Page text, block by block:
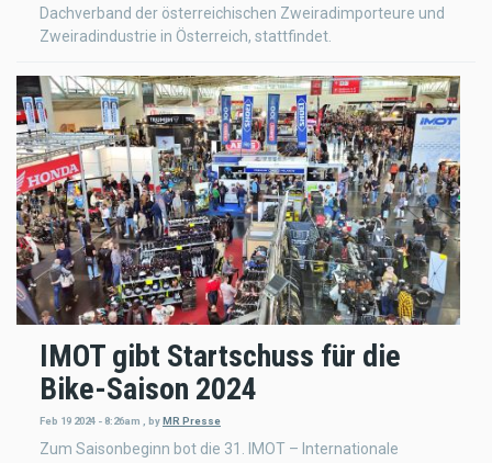
Dachverband der österreichischen Zweiradimporteure und
Zweiradindustrie in Österreich, stattfindet.
IMOT gibt Startschuss für die
Bike-Saison 2024
Feb 19 2024 - 8:26am byMR Presse
Zum Saisonbeginn bot die 31. IMOT – Internationale